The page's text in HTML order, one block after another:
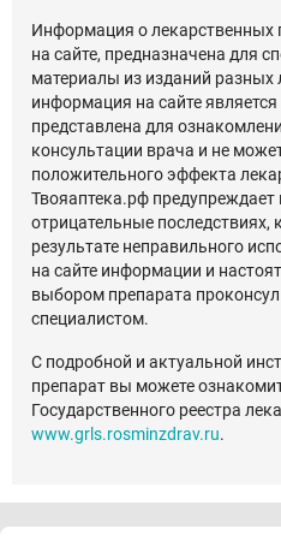
Информация о лекарственных
на сайте, предназначена для
материалы из изданий разных
информация на сайте
представлена для
консультации врача и не
положительного эффекта
Твояаптека.рф
отрицательные последствиях,
результате неправильного
на сайте информации и
выбором препарата
специалистом.
С подробной и актуальной
препарат вы можете
Государственного реестра
www.grls.rosminzdrav.ru.